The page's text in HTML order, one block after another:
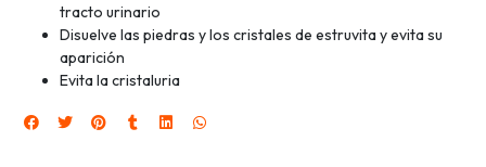
tracto urinario
Disuelve las piedras y los cristales de estruvita y evita su
aparición
Evita la cristaluria